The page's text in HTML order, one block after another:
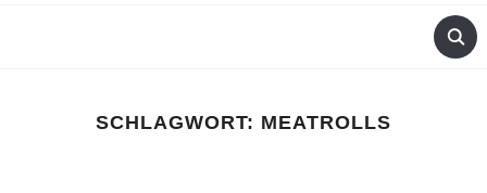
SCHLAGWORT: MEATROLLS